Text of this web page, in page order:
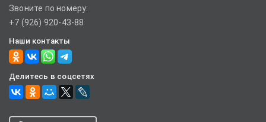
Звоните по номеру:
+7 (926) 920-43-88
Наши контакты
Делитесь в соцсетях